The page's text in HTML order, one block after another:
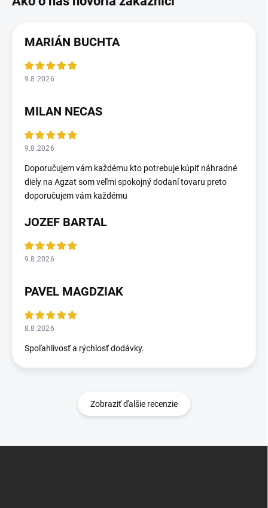
MARIÁN BUCHTA
9.8.2026
MILAN NECAS
9.8.2026
Doporučujem vám každému kto potrebuje kúpiť náhradné
diely na Agzat som veľmi spokojný dodaní tovaru preto
doporučujem vám každému
JOZEF BARTAL
9.8.2026
PAVEL MAGDZIAK
8.8.2026
Spoľahlivosť a rýchlosť dodávky.
Zobraziť ďalšie recenzie